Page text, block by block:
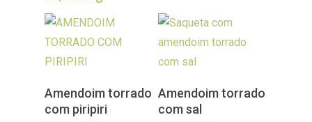
ADICIONAR
Amendoim torrado
com piripiri
LER MAIS
Amendoim torrado
com sal